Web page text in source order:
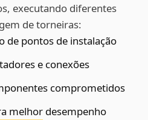
executando diferentes
de torneiras:
de pontos de instalação
e conexões
comprometidos
melhor desempenho